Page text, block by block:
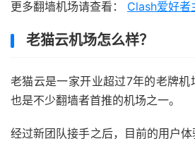
更多翻墙机场请查看： Clash爱好者
老猫云机场怎么样？
老猫云是一家开业超过7年的老牌
也是不少翻墙者首推的机场之一。
经过新团队接手之后，目前的用户